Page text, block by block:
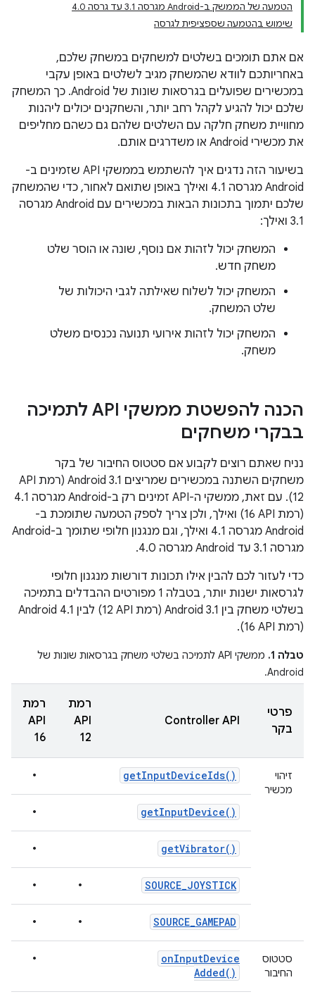
הטמעה של הממשק ב-Android מגרסה 3.1 עד גרסה 4.0
שימוש בהטמעה שספציפית לגרסה
אם אתם תומכים בשלטים למשחקים במשחק שלכם,
באחריותכם לוודא שהמשחק מגיב לשלטים באופן עקבי
במכשירים שפועלים בגרסאות שונות של Android. כך המשחק
שלכם יכול להגיע לקהל רחב יותר, והשחקנים יכולים ליהנות
מחוויית משחק חלקה עם השלטים שלהם גם כשהם מחליפים
את מכשירי Android או משדרגים אותם.
בשיעור הזה נדגים איך להשתמש בממשקי API שזמינים ב-
Android מגרסה 4.1 ואילך באופן שתואם לאחור, כדי שהמשחק
שלכם יתמוך בתכונות הבאות במכשירים עם Android מגרסה
3.1 ואילך:
המשחק יכול לזהות אם נוסף, שונה או הוסר שלט
משחק חדש.
המשחק יכול לשלוח שאילתה לגבי היכולות של
שלט המשחק.
המשחק יכול לזהות אירועי תנועה נכנסים משלט
משחק.
הכנה להפשטת ממשקי API לתמיכה
בבקרי משחקים
נניח שאתם רוצים לקבוע אם סטטוס החיבור של בקר
12). עם זאת, ממשקי ה-API זמינים רק ב-Android מגרסה 4.1
(רמת API‏ 16) ואילך, ולכן צריך לספק הטמעה שתומכת ב-
Android מגרסה 4.1 ואילך, וגם מנגנון חלופי שתומך ב-Android
מגרסה 3.1 עד Android מגרסה 4.0.
כדי לעזור לכם להבין אילו תכונות דורשות מנגנון חלופי
לגרסאות ישנות יותר, בטבלה 1 מפורטים ההבדלים בתמיכה
בשלטי משחק בין Android 3.1 (רמת API‏ 12) לבין Android 4.1
(רמת API‏ 16).
טבלה 1.
ממשקי API לתמיכה בשלטי משחק בגרסאות שונות של
Android.
פרטי
בקר
Controller API
רמת
12
רמת
16
זיהוי
מכשיר
getInputDeviceIds( )
•
getInputDevice( )
•
getVibrator( )
•
SOURCE_JOYSTICK
•
•
SOURCE_GAMEPAD
•
•
סטטוס
החיבור
onInputDevice
Added( )
•